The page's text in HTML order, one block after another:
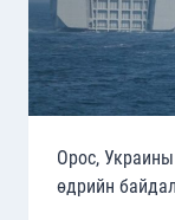
Орос,
өдрийн байдал